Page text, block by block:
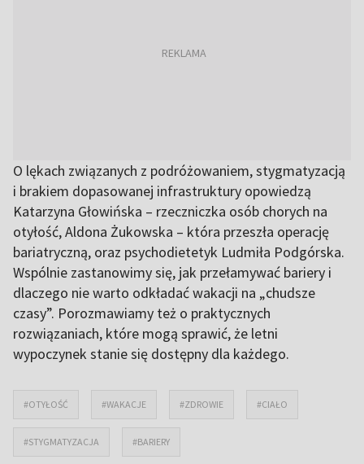
O lękach związanych z podróżowaniem, stygmatyzacją
i brakiem dopasowanej infrastruktury opowiedzą
Katarzyna Głowińska – rzeczniczka osób chorych na
otyłość, Aldona Żukowska – która przeszła operację
bariatryczną, oraz psychodietetyk Ludmiła Podgórska.
Wspólnie zastanowimy się, jak przełamywać bariery i
dlaczego nie warto odkładać wakacji na „chudsze
czasy”. Porozmawiamy też o praktycznych
rozwiązaniach, które mogą sprawić, że letni
wypoczynek stanie się dostępny dla każdego.
#OTYŁOŚĆ #WAKACJE #ZDROWIE #CIAŁO
#STYGMATYZACJA #BARIERY